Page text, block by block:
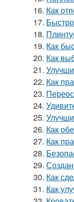
16. Как
17.
18.
19. Как
20. Как
21.
22. Как
23.
24.
25.
26. Как
27. Как
28.
29.
30. Как
31. Как